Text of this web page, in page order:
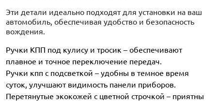
Эти детали идеально подходят для установки на ваш
автомобиль, обеспечивая удобство и безопасность
вождения.
Ручки КПП под кулису и тросик – обеспечивают
плавное и точное переключение передач.
Ручки кпп с подсветкой – удобны в темное время
суток, улучшают видимость панели приборов.
Перетянутые экокожей с цветной строчкой – приятны